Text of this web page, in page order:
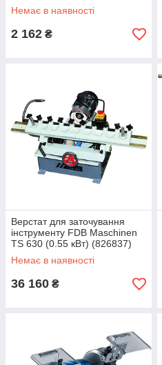
Немає в наявності
2 162 ₴
Верстат для заточування
інструменту FDB Maschinen
TS 630 (0.55 кВт) (826837)
Немає в наявності
36 160 ₴